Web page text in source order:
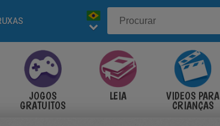
JOGOS
GRATUITOS
LEIA VÍDEOS PARA
CRIANÇAS